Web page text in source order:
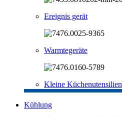
Ereignis gerät
Warmtegeräte
Kleine Küchenutensilien
Kühlung